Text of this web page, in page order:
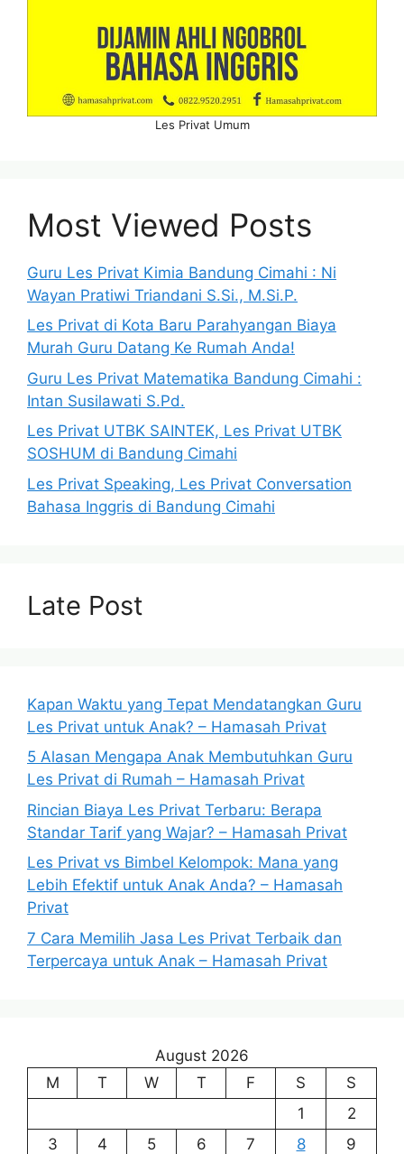
Les Privat Umum
Most Viewed Posts
Guru Les Privat Kimia Bandung Cimahi : Ni
Wayan Pratiwi Triandani S.Si., M.Si.P.
Les Privat di Kota Baru Parahyangan Biaya
Murah Guru Datang Ke Rumah Anda!
Guru Les Privat Matematika Bandung Cimahi :
Intan Susilawati S.Pd.
Les Privat UTBK SAINTEK, Les Privat UTBK
SOSHUM di Bandung Cimahi
Les Privat Speaking, Les Privat Conversation
Bahasa Inggris di Bandung Cimahi
Late Post
Kapan Waktu yang Tepat Mendatangkan Guru
Les Privat untuk Anak? – Hamasah Privat
5 Alasan Mengapa Anak Membutuhkan Guru
Les Privat di Rumah – Hamasah Privat
Rincian Biaya Les Privat Terbaru: Berapa
Standar Tarif yang Wajar? – Hamasah Privat
Les Privat vs Bimbel Kelompok: Mana yang
Lebih Efektif untuk Anak Anda? – Hamasah
Privat
7 Cara Memilih Jasa Les Privat Terbaik dan
Terpercaya untuk Anak – Hamasah Privat
August 2026
M
T W T F S
S
1
2
3
4 5 6 7 8
9